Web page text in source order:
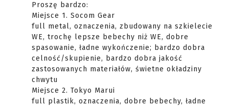
Proszę bardzo:
Miejsce 1. Socom Gear
full metal, oznaczenia, zbudowany na szkielecie
WE, trochę lepsze bebechy niż WE, dobre
spasowanie, ładne wykończenie; bardzo dobra
celność/skupienie, bardzo dobra jakość
zastosowanych materiałów, świetne okładziny
chwytu
Miejsce 2. Tokyo Marui
full plastik, oznaczenia, dobre bebechy, ładne